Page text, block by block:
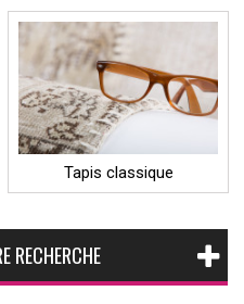
Tapis classique
RECHERCHE